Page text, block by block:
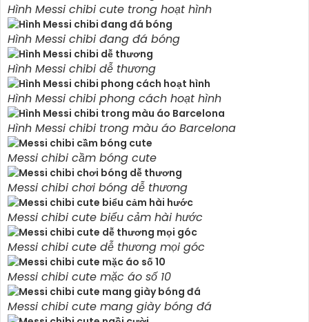
Hình Messi chibi cute trong hoạt hình
Hình Messi chibi đang đá bóng
Hình Messi chibi dễ thương
Hình Messi chibi phong cách hoạt hình
Hình Messi chibi trong màu áo Barcelona
Messi chibi cầm bóng cute
Messi chibi chơi bóng dễ thương
Messi chibi cute biểu cảm hài hước
Messi chibi cute dễ thương mọi góc
Messi chibi cute mặc áo số 10
Messi chibi cute mang giày bóng đá